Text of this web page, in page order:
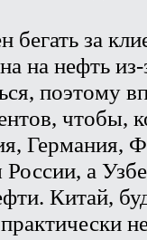
за
на нефть
поэтому
чтобы,
Германия,
а
Китай,